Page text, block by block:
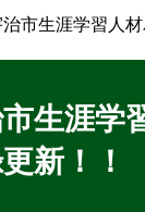
治市生涯学習人
生涯学
新！！